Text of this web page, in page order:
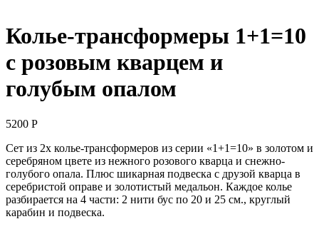
Колье-трансформеры 1+1=10
с розовым кварцем и
голубым опалом
5200 Р
Сет из 2х колье-трансформеров из серии «1+1=10» в золотом и
серебряном цвете из нежного розового кварца и снежно-
голубого опала. Плюс шикарная подвеска с друзой кварца в
серебристой оправе и золотистый медальон. Каждое колье
разбирается на 4 части: 2 нити бус по 20 и 25 см., круглый
карабин и подвеска.